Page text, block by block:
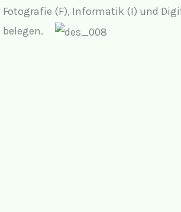
Fotografie (F), Informatik (I) und
belegen.